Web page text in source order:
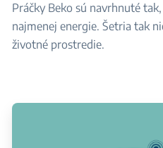
Práčky Beko sú navrhnuté
najmenej energie. Šetria tak
životné prostredie.